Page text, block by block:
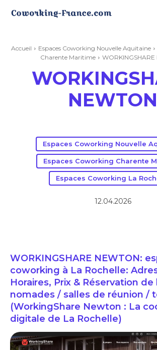
Accueil Espaces Coworking Nouvelle Aquitaine
Charente Maritime
WORKINGSHARE
NEWTON
Espaces Coworking Nouvelle
Espaces Coworking Charente
Espaces Coworking La
12.04.2026
WORKINGSHARE NEWTON:
coworking à La Rochelle:
Horaires, Prix & Réservation
nomades / salles de réunion /
(WorkingShare Newton : La
digitale de La Rochelle)